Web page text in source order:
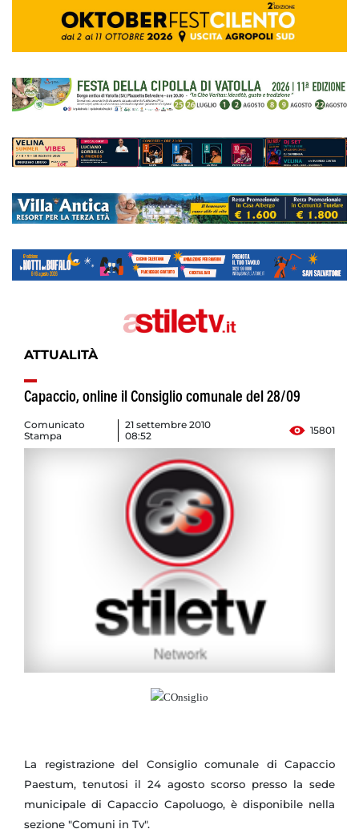
ATTUALITÀ
Capaccio, online il Consiglio comunale del 28/09
Comunicato
Stampa
21 settembre 2010
08:52
15801
La registrazione del Consiglio comunale di Capaccio
Paestum, tenutosi il 24 agosto scorso presso la sede
municipale di Capaccio Capoluogo, è disponibile nella
sezione "Comuni in Tv".